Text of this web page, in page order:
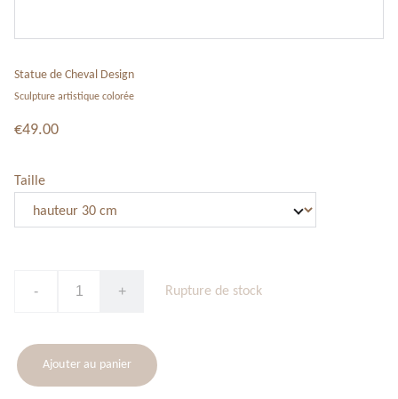
Statue de Cheval Design
Sculpture artistique colorée
€49.00
Taille
- + Rupture de stock
Ajouter au panier